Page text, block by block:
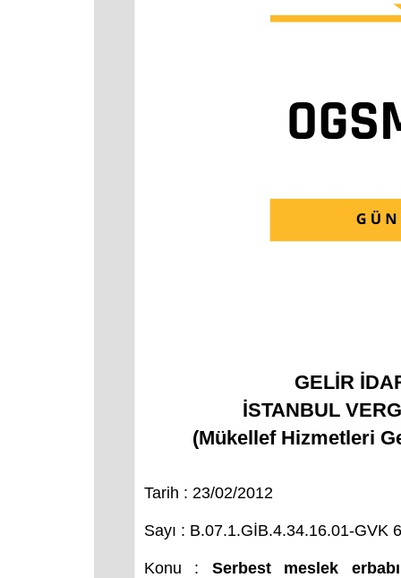
GELİR
İSTANBUL
(Mükellef Hizmetleri
Tarih : 23/02/2012
Sayı : B.07.1.GİB.4.34.16.01-GVK
Konu : Serbest meslek